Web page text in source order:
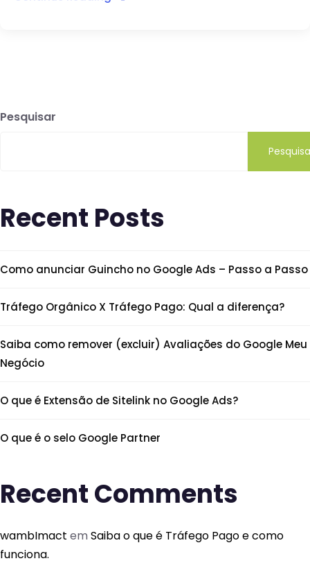
Pesquisar
Recent Posts
Como anunciar Guincho no Google Ads – Passo a Passo
Tráfego Orgânico X Tráfego Pago: Qual a diferença?
Saiba como remover (excluir) Avaliações do Google Meu
Negócio
O que é Extensão de Sitelink no Google Ads?
O que é o selo Google Partner
Recent Comments
wambImact em Saiba o que é Tráfego Pago e como
funciona.